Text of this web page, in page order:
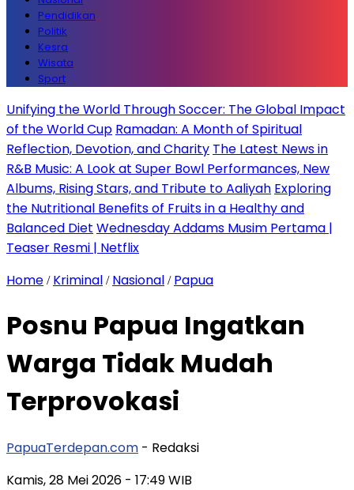
Pendidikan
Politik
Kesra
Wisata
Sport
Unifying the World Through Soccer: The Global Impact
of the World Cup Ramadan: A Month of Spiritual
Reflection, Devotion, and Charity The Latest News in
R&B Music: A Look at Super Bowl Performances, New
Albums, Rising Stars, and Tribute to Aaliyah Exploring
the Nutritional Benefits of Fruits in a Healthy and
Balanced Diet Wednesday Addams Musim Pertama |
Teaser Resmi | Netflix
Home / Kriminal / Nasional / Papua
Posnu Papua Ingatkan
Warga Tidak Mudah
Terprovokasi
PapuaTerdepan.com - Redaksi
Kamis, 28 Mei 2026 - 17:49 WIB